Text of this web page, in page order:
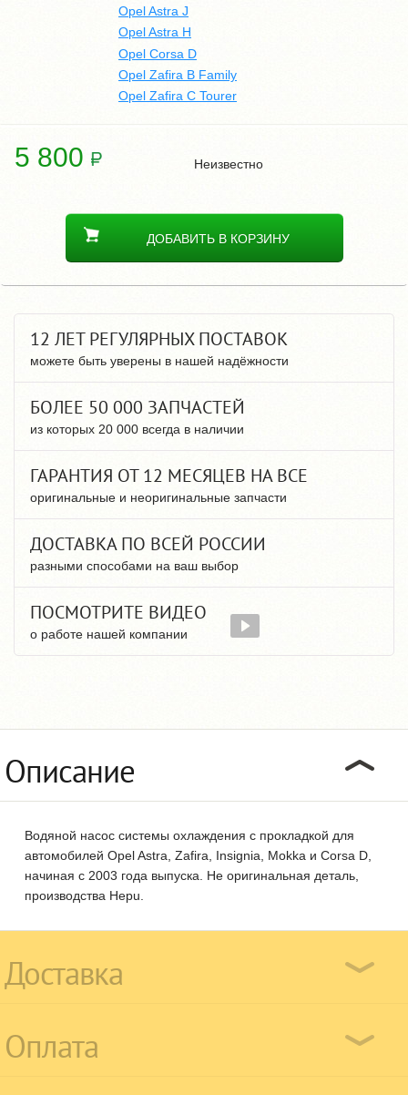
Opel Astra J
Opel Astra H
Opel Corsa D
Opel Zafira B Family
Opel Zafira C Tourer
5 800 Неизвестно
ДОБАВИТЬ В КОРЗИНУ
12 ЛЕТ РЕГУЛЯРНЫХ ПОСТАВОК
можете быть уверены в нашей надёжности
БОЛЕЕ 50 000 ЗАПЧАСТЕЙ
из которых 20 000 всегда в наличии
ГАРАНТИЯ ОТ 12 МЕСЯЦЕВ НА ВСЕ
оригинальные и неоригинальные запчасти
ДОСТАВКА ПО ВСЕЙ РОССИИ
разными способами на ваш выбор
ПОСМОТРИТЕ ВИДЕО
о работе нашей компании
Описание
Водяной насос системы охлаждения с прокладкой для
автомобилей Opel Astra, Zafira, Insignia, Mokka и Corsa D,
начиная с 2003 года выпуска. Не оригинальная деталь,
производства Hepu.
Доставка
Оплата